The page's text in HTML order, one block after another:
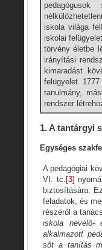
iskola világa
iskolai
törvény életbe
irányítási
kimaradást
felügyelet
tanulmány,
rendszer
1. A tantárgyi
Egységes
A pedagógiai
VI. tc. [3]
biztosítására.
feladatok, és
részéről a
iskola nevelő-
alkalmazott
sőt a tanítás